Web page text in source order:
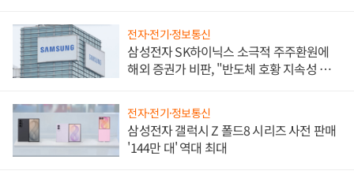
전자·전기·정보통신
삼성전자 SK하이닉스 소극적 주주환원에
해외 증권가 비판, "반도체 호황 지속성 의
전자·전기·정보통신
삼성전자 갤럭시 Z 폴드8 시리즈 사전 판매
'144만 대' 역대 최대